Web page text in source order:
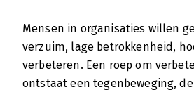
Mensen in organisaties willen
verzuim, lage betrokkenheid,
verbeteren. Een roep om
ontstaat een tegenbeweging,